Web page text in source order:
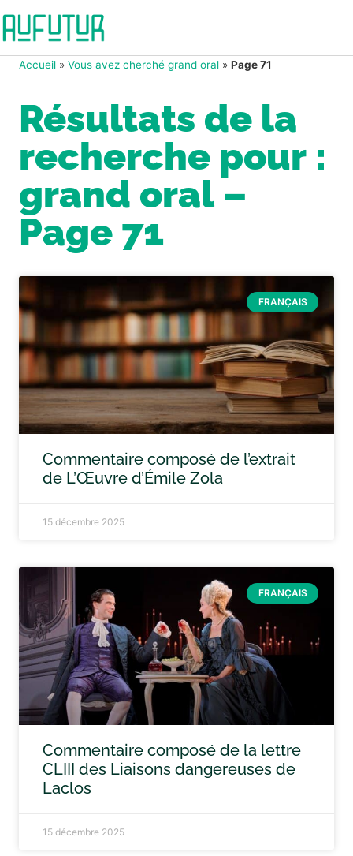
Accueil » Vous avez cherché grand oral » Page 71
Résultats de la
recherche pour :
grand oral –
Page 71
FRANÇAIS
Commentaire composé de l’extrait
de L’Œuvre d’Émile Zola
15 décembre 2025
FRANÇAIS
Commentaire composé de la lettre
CLIII des Liaisons dangereuses de
Laclos
15 décembre 2025